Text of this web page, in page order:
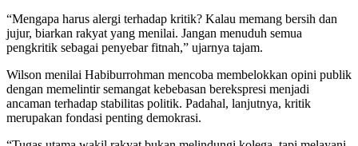
“Mengapa harus alergi terhadap kritik? Kalau memang bersih dan
jujur, biarkan rakyat yang menilai. Jangan menuduh semua
pengkritik sebagai penyebar fitnah,” ujarnya tajam.
Wilson menilai Habiburrohman mencoba membelokkan opini publik
dengan memelintir semangat kebebasan berekspresi menjadi
ancaman terhadap stabilitas politik. Padahal, lanjutnya, kritik
merupakan fondasi penting demokrasi.